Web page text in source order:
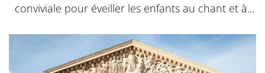
conviviale pour éveiller les enfants au chant et à...